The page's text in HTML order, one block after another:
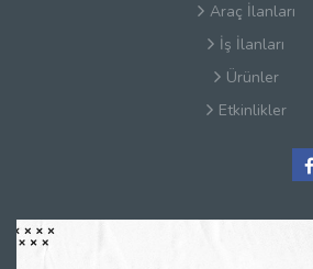
Araç İlanları
İş İlanları
Ürünler
Etkinlikler
Satış Sözleşmesi
Hakkımızda